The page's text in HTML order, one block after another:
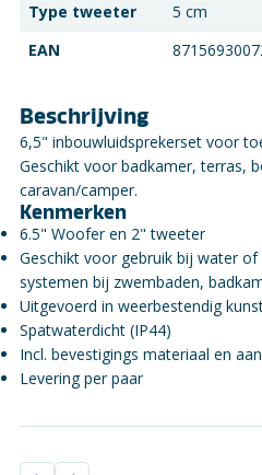
Type tweeter
5 cm
EAN
Beschrijving
6,5" inbouwluidsprekerset voor
Geschikt voor badkamer, terras,
caravan/camper.
Kenmerken
6.5" Woofer en 2" tweeter
Geschikt voor gebruik bij water
systemen bij zwembaden,
Uitgevoerd in weerbestendig
Spatwaterdicht (IP44)
Incl. bevestigings materiaal en
Levering per paar